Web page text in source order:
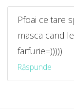
Pfoai ce tare
masca cand
farfurie=)))))
Răspunde